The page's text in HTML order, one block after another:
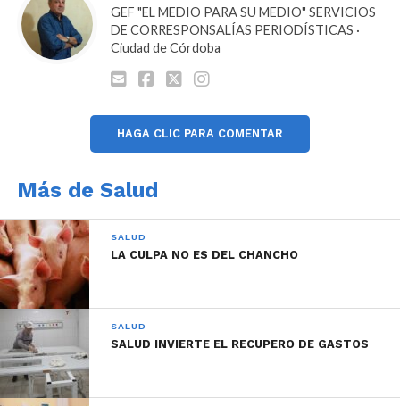
hospitalizaciones, secuelas y muertes ocasionadas
por la infección por el virus influenza
(fundamentalmente en la población de riesgo), y
despejar una de las principales causas de infección
Farmacéuticos.
GEF "EL MEDIO PARA SU MEDIO" SERVICIOS
DE CORRESPONSALÍAS PERIODÍSTICAS ·
Ciudad de Córdoba
HAGA CLIC PARA COMENTAR
Más de Salud
SALUD
LA CULPA NO ES DEL CHANCHO
SALUD
SALUD INVIERTE EL RECUPERO DE GASTOS